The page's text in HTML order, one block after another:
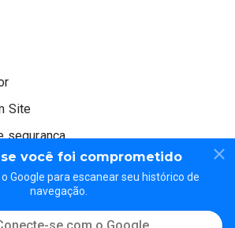
você foi comprometido
Google para escanear seu histórico de
navegação.
Site
segurança